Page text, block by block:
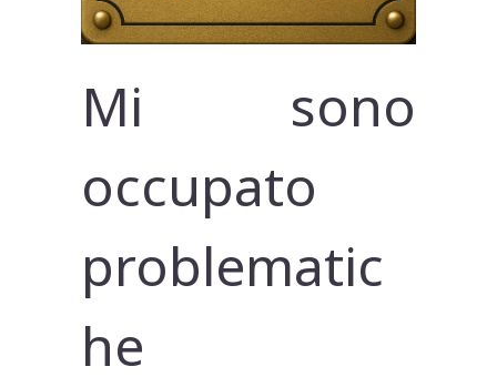
Mi sono
occupato
problematic
he